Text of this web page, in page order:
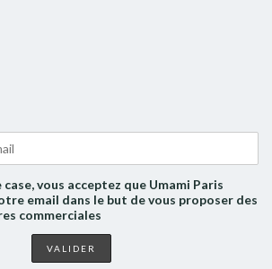
vous acceptez que Umami Paris
email dans le but de vous proposer des
commerciales